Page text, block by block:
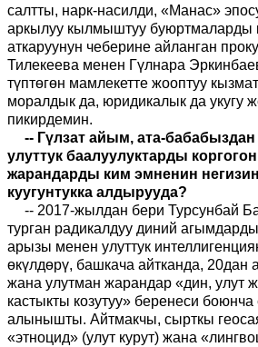
салтты, нарк-насилди, «Манас»
аркылуу кылмыштуу буюртмаларды
аткаруунун чеберине айланган
Тилекеева менен Гүлнара
түптөгөн мамлекетте жооптуу
моралдык да, юридикалык да укугу
пикирдемин.
-- Гүлзат айым, ата-бабабыздан
улуттук баалуулуктарды
жарандарды ким эмненин
куугунтукка алдырууда?
-- 2017-жылдан бери Турсунбай
турган радикалдуу диний
арызы менен улуттук
өкүлдөрү, башкача айтканда, 20дан
жана улутман жарандар «дин, улут
кастыкты козутуу» беренеси боюнча
алынышты. Айтмакчы, сырткы
«этноцид» (улут курут) жана